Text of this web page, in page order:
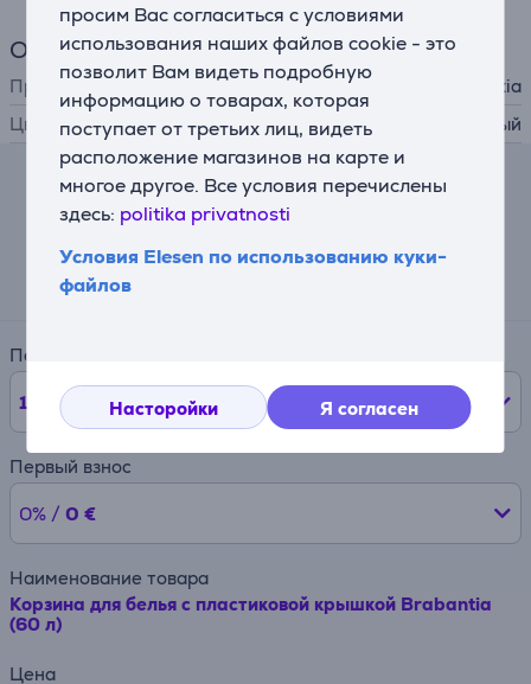
просим Вас согласиться с условиями
использования наших файлов cookie - это
позволит Вам видеть подробную
информацию о товарах, которая
поступает от третьих лиц, видеть
расположение магазинов на карте и
многое другое. Все условия перечислены
здесь: politika privatnosti
Условия Elesen по использованию куки-
файлов
Насторойки Я согласен
Общий параметр
Производитель
Brabantia
Цвет
белый
Лизинговый калькулятор
Ожидаемый ежемесячный платеж
Период
12 мес.
Первый взнос
0% / 0 €
Наименование товара
Корзина для белья с пластиковой крышкой Brabantia
(60 л)
Цена